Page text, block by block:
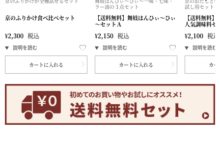
京のふりかけ食べ比べセット
¥2,300 税込
カートに入れる
ラー油の３点セット
【送料無料】舞妓はんひぃ～ひぃ
～セットＡ
¥2,150 税込
カートに入れる
試し用セット
【送料無料
人気調味料セ
¥2,100 税込
カ